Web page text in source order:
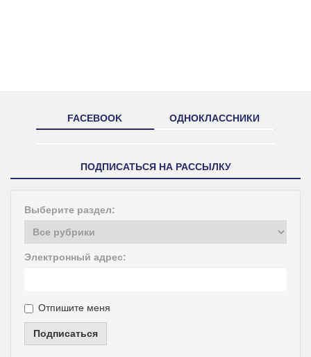
FACEBOOK ОДНОКЛАССНИКИ
ПОДПИСАТЬСЯ НА РАССЫЛКУ
Выберите раздел:
Электронный адрес:
Отпишите меня
Подписаться